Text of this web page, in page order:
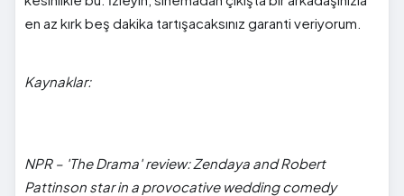
en az kırk beş dakika tartışacaksınız garanti veriyorum.
Kaynaklar:
NPR – 'The Drama' review: Zendaya and Robert
Pattinson star in a provocative wedding comedy